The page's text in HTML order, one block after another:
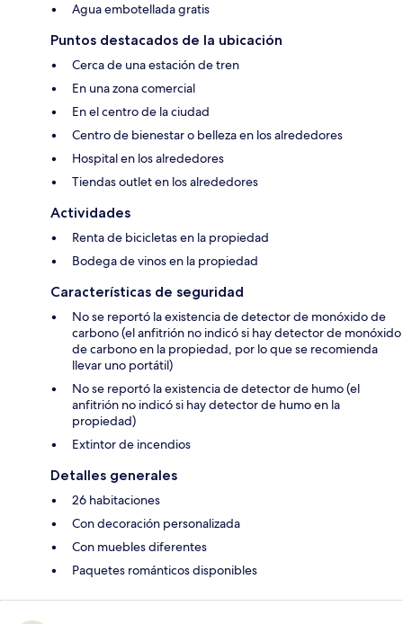
Agua embotellada gratis
Puntos destacados de la ubicación
Cerca de una estación de tren
En una zona comercial
En el centro de la ciudad
Centro de bienestar o belleza en los alrededores
Hospital en los alrededores
Tiendas outlet en los alrededores
Actividades
Renta de bicicletas en la propiedad
Bodega de vinos en la propiedad
Características de seguridad
No se reportó la existencia de detector de monóxido de
carbono (el anfitrión no indicó si hay detector de monóxido
de carbono en la propiedad, por lo que se recomienda
llevar uno portátil)
No se reportó la existencia de detector de humo (el
anfitrión no indicó si hay detector de humo en la
propiedad)
Extintor de incendios
Detalles generales
26 habitaciones
Con decoración personalizada
Con muebles diferentes
Paquetes románticos disponibles